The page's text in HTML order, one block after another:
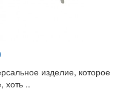
изделие, которое
хоть ..